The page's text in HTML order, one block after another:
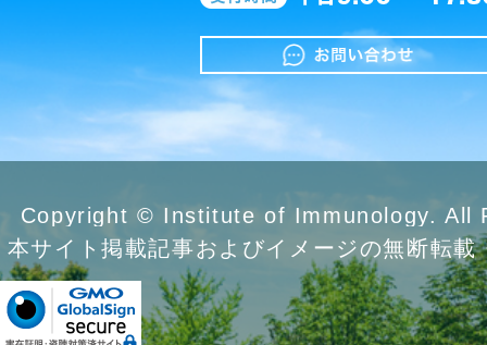
Copyright © Institute of Immunology. All
本サイト掲載記事およびイメージの無断転載